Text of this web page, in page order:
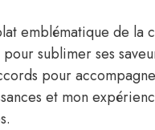
emblématique de
sublimer ses
pour
et mon